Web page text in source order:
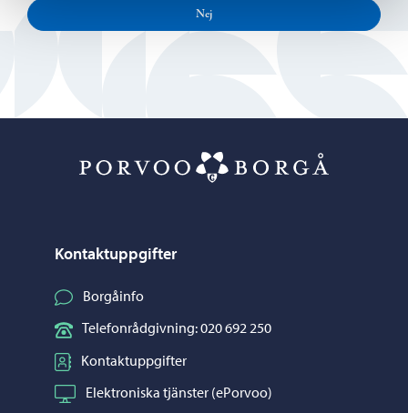
Nej
Kontaktuppgifter
Borgåinfo
Telefonrådgivning: 020 692 250
Kontaktuppgifter
Elektroniska tjänster (ePorvoo)